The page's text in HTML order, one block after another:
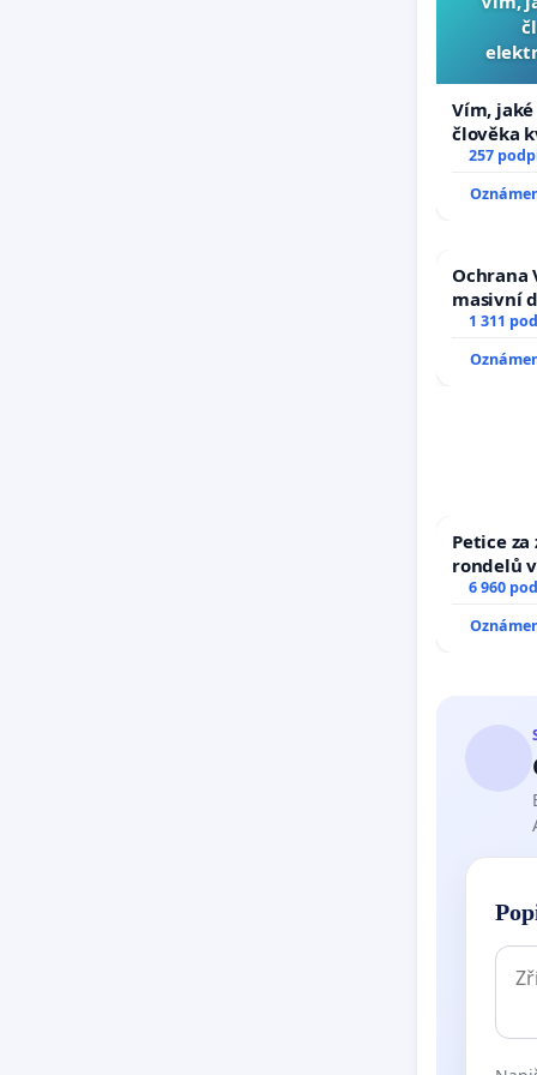
Vím,
člověka
257
Ochrana
masivní
1 311
Petice
rondelů
6 960